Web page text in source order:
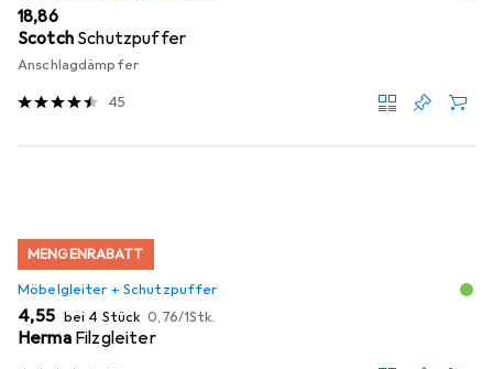
EUR
18,86
Scotch Schutzpuffer
Anschlagdämpfer
45
MENGENRABATT
Möbelgleiter + Schutzpuffer
EUR
4,55 bei 4 Stück EUR
0,76/1Stk.
Herma Filzgleiter